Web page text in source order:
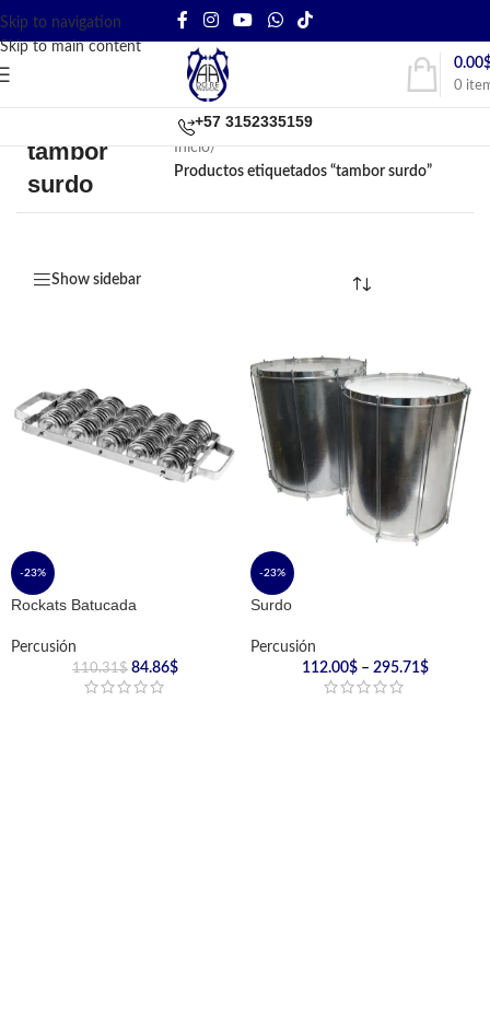
Skip to navigation
Skip to main content
0
0.00
+57 3152335159
tambor
surdo
Inicio/
Productos etiquetados “tambor surdo”
Show sidebar
-23%
Rockats Batucada
Percusión
110.31$ 84.86$
-23%
Surdo
Percusión
112.00$ – 295.71$